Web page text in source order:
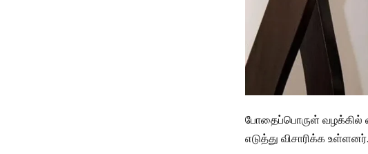
போதைப்பொருள் வழக்கில்
எடுத்து விசாரிக்க உள்ளனர்.